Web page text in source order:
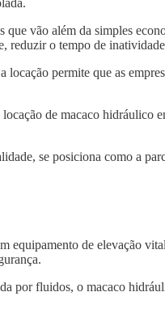
que vão além da simples
o tempo de
permite que as
de macaco hidráulico
se posiciona como a
de elevação
por fluidos, o macaco